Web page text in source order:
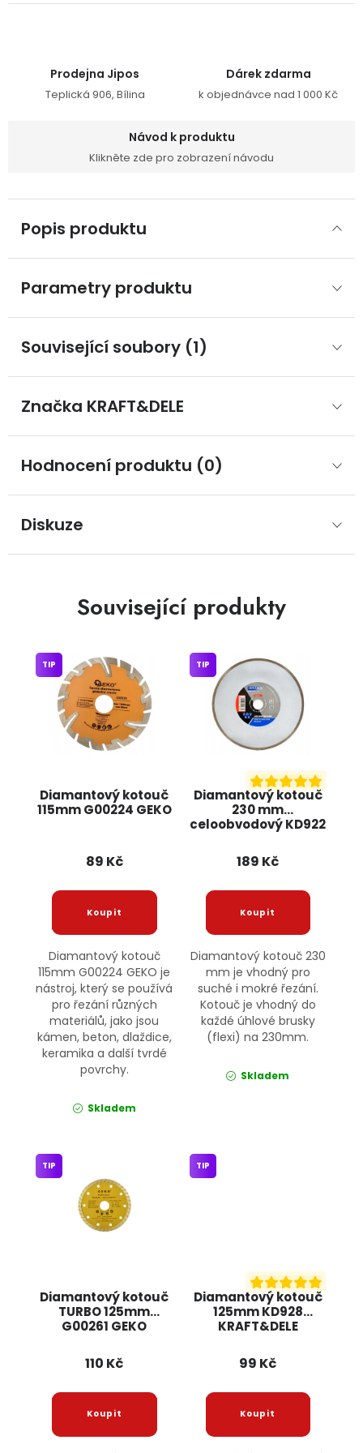
Prodejna Jipos
Teplická 906, Bílina
Dárek zdarma
k objednávce nad 1 000 Kč
Návod k produktu
Klikněte zde pro zobrazení návodu
Popis produktu
Parametry produktu
Související soubory (1)
Značka KRAFT&DELE
Hodnocení produktu (0)
Diskuze
Související produkty
Diamantový kotouč
115mm G00224 GEKO
TIP
89 Kč
Diamantový kotouč
115mm G00224 GEKO je
nástroj, který se používá
pro řezání různých
materiálů, jako jsou
kámen, beton, dlaždice,
keramika a další tvrdé
povrchy.
Skladem
Diamantový kotouč
230 mm
celoobvodový KD922
TIP
189 Kč
Diamantový kotouč 230
mm je vhodný pro
suché i mokré řezání.
Kotouč je vhodný do
každé úhlové brusky
(flexi) na 230mm.
Skladem
Diamantový kotouč
TURBO 125mm
G00261 GEKO
TIP
110 Kč
Diamantový kotouč
125mm KD928
KRAFT&DELE
TIP
99 Kč